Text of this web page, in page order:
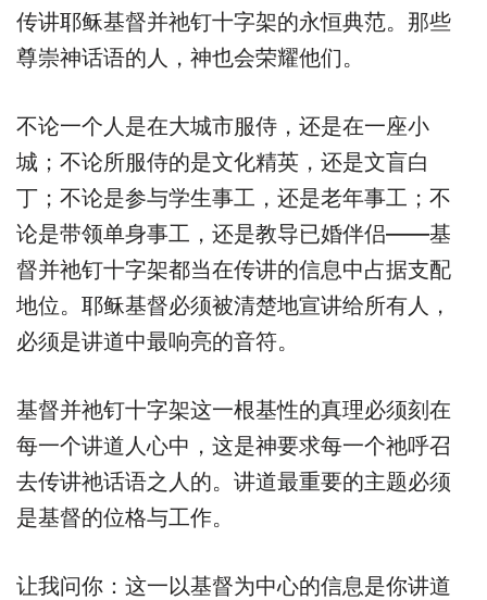
传讲耶稣基督并祂钉十字架的永恒典范。那些
尊崇神话语的人，神也会荣耀他们。
不论一个人是在大城市服侍，还是在一座小
城；不论所服侍的是文化精英，还是文盲白
丁；不论是参与学生事工，还是老年事工；不
论是带领单身事工，还是教导已婚伴侣——基
督并祂钉十字架都当在传讲的信息中占据支配
地位。耶稣基督必须被清楚地宣讲给所有人，
必须是讲道中最响亮的音符。
基督并祂钉十字架这一根基性的真理必须刻在
每一个讲道人心中，这是神要求每一个祂呼召
去传讲祂话语之人的。讲道最重要的主题必须
是基督的位格与工作。
让我问你：这一以基督为中心的信息是你讲道